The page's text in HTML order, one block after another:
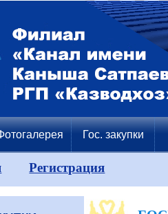
Гос. закупки
Регистрация